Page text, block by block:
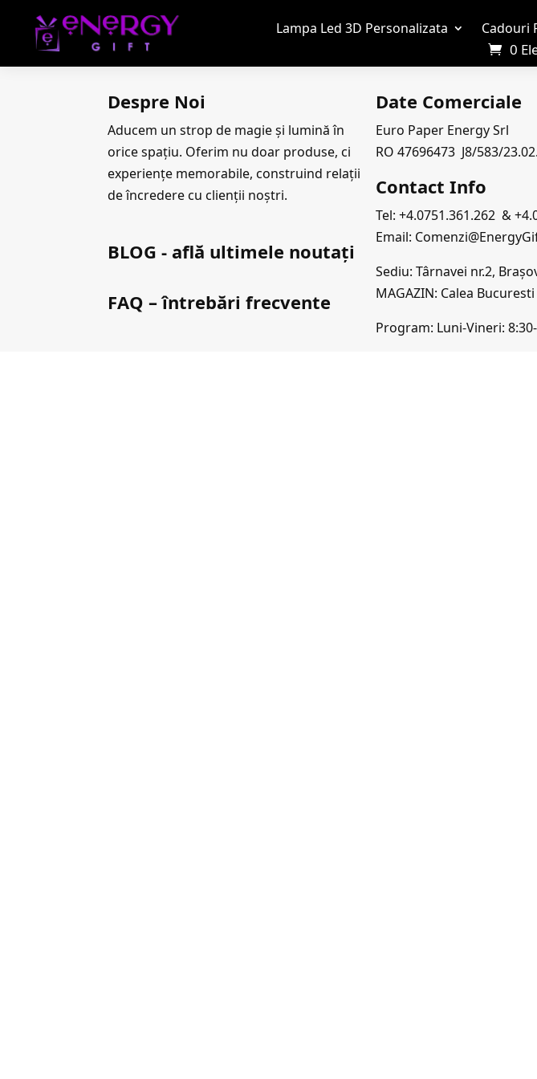
Lampa Led 3D Personalizata Cadouri
0
Despre Noi
Aducem un strop de magie și lumină în
orice spațiu. Oferim nu doar produse, ci
experiențe memorabile, construind relații
de încredere cu clienții noștri.
BLOG - află ultimele noutați
FAQ – întrebări frecvente
Date Comerciale
Euro Paper Energy Srl
RO 47696473 J8/583/
Contact Info
Tel: +4.0751.361.262 &
Email:
Sediu: Târnavei nr.2,
MAGAZIN: Calea
Program: Luni-Vineri: